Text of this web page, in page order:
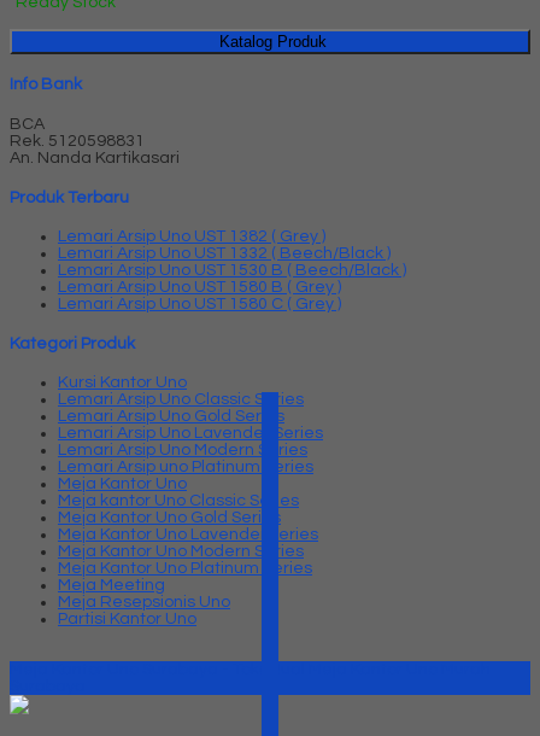
Katalog Produk
Info Bank
BCA
Rek. 5120598831
An. Nanda Kartikasari
Produk Terbaru
Lemari Arsip Uno UST 1382 ( Grey )
Lemari Arsip Uno UST 1332 ( Beech/Black )
Lemari Arsip Uno UST 1530 B ( Beech/Black )
Lemari Arsip Uno UST 1580 B ( Grey )
Lemari Arsip Uno UST 1580 C ( Grey )
Kategori Produk
Kursi Kantor Uno
Lemari Arsip Uno Classic Series
Lemari Arsip Uno Gold Series
Lemari Arsip Uno Lavender Series
Lemari Arsip Uno Modern Series
Lemari Arsip uno Platinum Series
Meja Kantor Uno
Meja kantor Uno Classic Series
Meja Kantor Uno Gold Series
Meja Kantor Uno Lavender series
Meja Kantor Uno Modern Series
Meja Kantor Uno Platinum Series
Meja Meeting
Meja Resepsionis Uno
Partisi Kantor Uno